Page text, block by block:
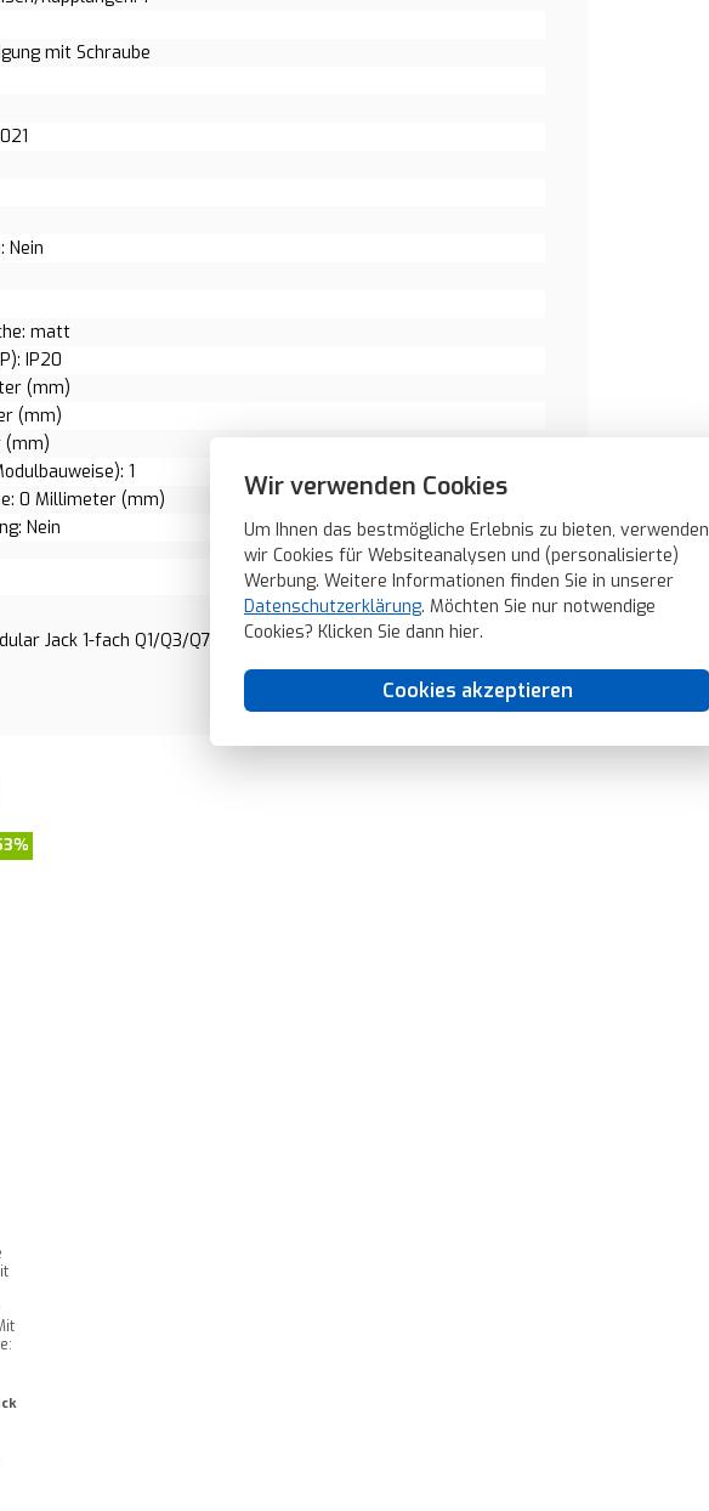
Wir verwenden Cookies
Um Ihnen das bestmögliche Erlebnis zu bieten, verwenden
wir Cookies für Websiteanalysen und (personalisierte)
Werbung. Weitere Informationen finden Sie in unserer
Datenschutzerklärung. Möchten Sie nur notwendige
Cookies? Klicken Sie dann hier.
Cookies akzeptieren
mit Schraube
Nein
matt
IP20
(mm)
(mm)
(mm)
1
0 Millimeter (mm)
Nein
Jack 1-fach Q1/Q3/Q7 anthrazit (11706086)